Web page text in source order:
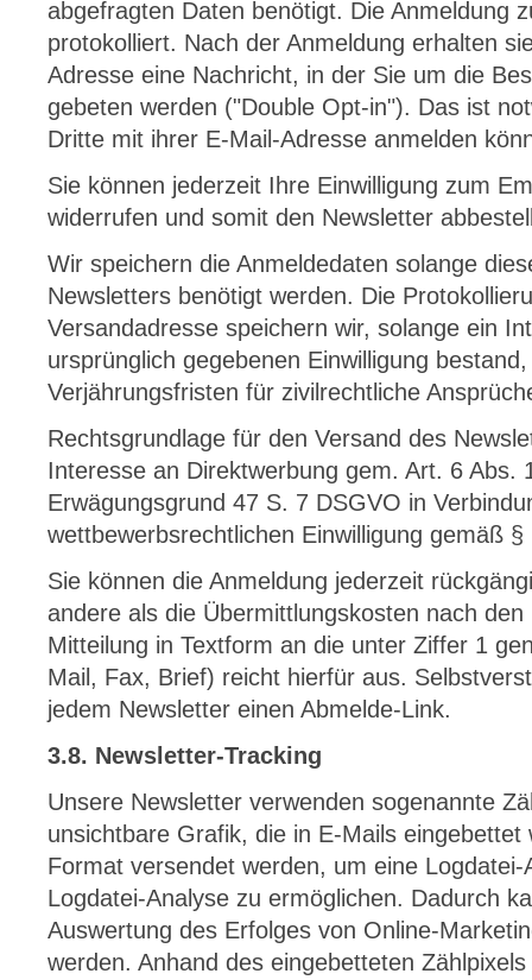
abgefragten Daten benötigt. Die Anmeldung
protokolliert. Nach der Anmeldung erhalten
Adresse eine Nachricht, in der Sie um die
gebeten werden ("Double Opt-in"). Das ist
Dritte mit ihrer E-Mail-Adresse anmelden
Sie können jederzeit Ihre Einwilligung zum
widerrufen und somit den Newsletter
Wir speichern die Anmeldedaten solange
Newsletters benötigt werden. Die
Versandadresse speichern wir, solange ein
ursprünglich gegebenen Einwilligung
Verjährungsfristen für zivilrechtliche
Rechtsgrundlage für den Versand des
Interesse an Direktwerbung gem. Art. 6 Abs.
Erwägungsgrund 47 S. 7 DSGVO in
wettbewerbsrechtlichen Einwilligung gemäß
Sie können die Anmeldung jederzeit
andere als die Übermittlungskosten nach
Mitteilung in Textform an die unter Ziffer 1
Mail, Fax, Brief) reicht hierfür aus.
jedem Newsletter einen Abmelde-Link.
3.8. Newsletter-Tracking
Unsere Newsletter verwenden sogenannte
unsichtbare Grafik, die in E-Mails eingebettet
Format versendet werden, um eine
Logdatei-Analyse zu ermöglichen. Dadurch
Auswertung des Erfolges von Online-
werden. Anhand des eingebetteten